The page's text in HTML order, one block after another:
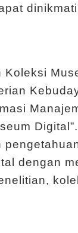
dengan